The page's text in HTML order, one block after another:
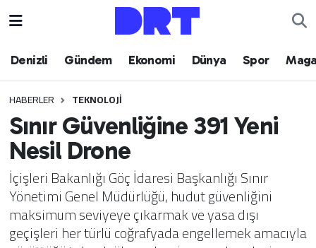
Denizli Gündem Ekonomi Dünya Spor
HABERLER TEKNOLOJI
Sınır Güvenliğine 391 Yeni
Nesil Drone
İçişleri Bakanlığı Göç İdaresi Başkanlığı Sınır
Yönetimi Genel Müdürlüğü, hudut güvenliğini
maksimum seviyeye çıkarmak ve yasa dışı
geçişleri her türlü coğrafyada engellemek amacıyla
Denizli
Ekonomi
Dünya
Spor
Magazin
Hava Durumu
Puan Durumu ve Fikstür
Tüm Manşetler
Son Dakika Haberleri
Haber Arşivi